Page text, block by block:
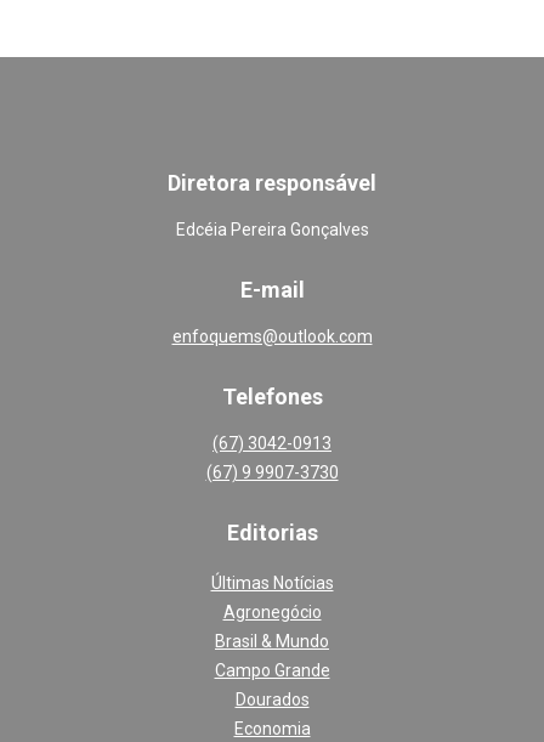
Diretora responsável
Edcéia Pereira Gonçalves
E-mail
enfoquems@outlook.com
Telefones
(67) 3042-0913
(67) 9 9907-3730
Editorias
Últimas Notícias
Agronegócio
Brasil & Mundo
Campo Grande
Dourados
Economia